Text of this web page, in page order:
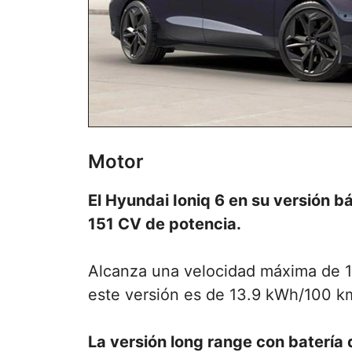
Motor
El Hyundai Ioniq 6 en su versión
151 CV de potencia.
Alcanza una velocidad máxima de
este versión es de 13.9 kWh/100
La versión long range con batería